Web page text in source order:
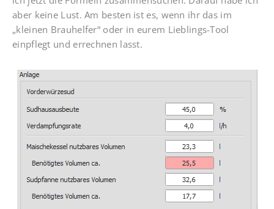
aber keine Lust. Am besten ist es, wenn ihr das im
„kleinen Brauhelfer“ oder in eurem Lieblings-Tool
einpflegt und errechnen lasst.